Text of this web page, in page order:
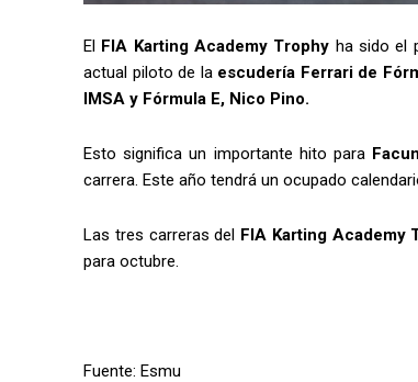
El FIA Karting Academy Trophy ha sido el
actual piloto de la escudería Ferrari de
IMSA y Fórmula E, Nico Pino.
Esto significa un importante hito para
carrera. Este año tendrá un ocupado
Las tres carreras del FIA Karting Academy
para octubre.
Fuente: Esmu